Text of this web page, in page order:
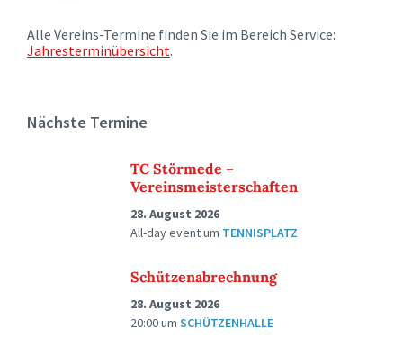
Alle Vereins-Termine finden Sie im Bereich Service:
Jahresterminübersicht.
Nächste Termine
TC Störmede –
Vereinsmeisterschaften
28. August 2026
All-day eventum TENNISPLATZ
Schützenabrechnung
28. August 2026
20:00um SCHÜTZENHALLE